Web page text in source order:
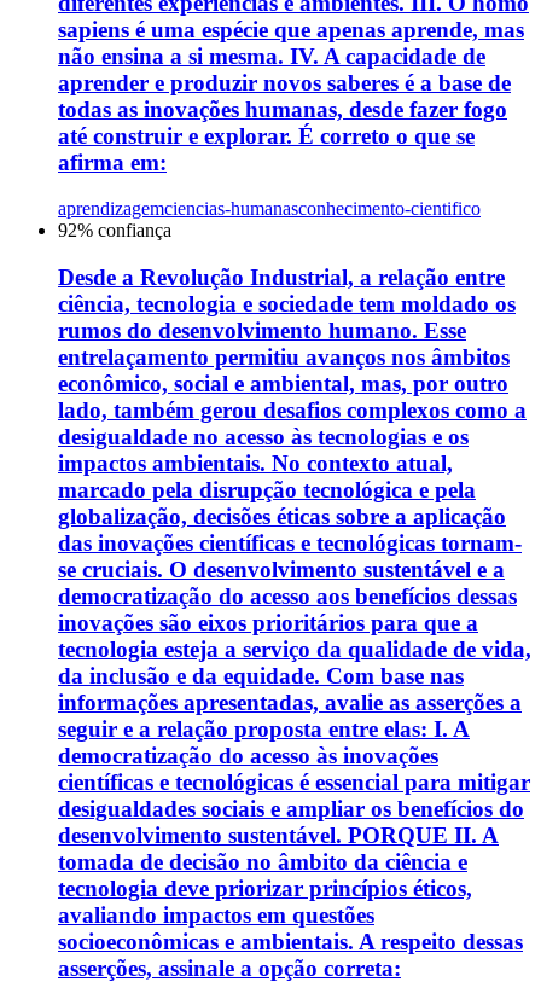
sapiens é uma espécie que apenas aprende, mas
não ensina a si mesma. IV. A capacidade de
aprender e produzir novos saberes é a base de
todas as inovações humanas, desde fazer fogo
até construir e explorar. É correto o que se
afirma em:
aprendizagemciencias-humanasconhecimento-cientifico
92% confiança
Desde a Revolução Industrial, a relação entre
ciência, tecnologia e sociedade tem moldado os
rumos do desenvolvimento humano. Esse
entrelaçamento permitiu avanços nos âmbitos
econômico, social e ambiental, mas, por outro
lado, também gerou desafios complexos como a
desigualdade no acesso às tecnologias e os
impactos ambientais. No contexto atual,
marcado pela disrupção tecnológica e pela
globalização, decisões éticas sobre a aplicação
das inovações científicas e tecnológicas tornam-
se cruciais. O desenvolvimento sustentável e a
democratização do acesso aos benefícios dessas
inovações são eixos prioritários para que a
tecnologia esteja a serviço da qualidade de vida,
da inclusão e da equidade. Com base nas
informações apresentadas, avalie as asserções a
seguir e a relação proposta entre elas: I. A
democratização do acesso às inovações
científicas e tecnológicas é essencial para mitigar
desigualdades sociais e ampliar os benefícios do
desenvolvimento sustentável. PORQUE II. A
tomada de decisão no âmbito da ciência e
tecnologia deve priorizar princípios éticos,
avaliando impactos em questões
socioeconômicas e ambientais. A respeito dessas
asserções, assinale a opção correta: